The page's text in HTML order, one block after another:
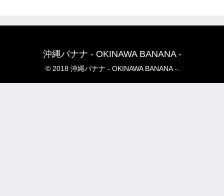
沖縄バナナ - OKINAWA BANANA -
© 2018 沖縄バナナ - OKINAWA BANANA -.